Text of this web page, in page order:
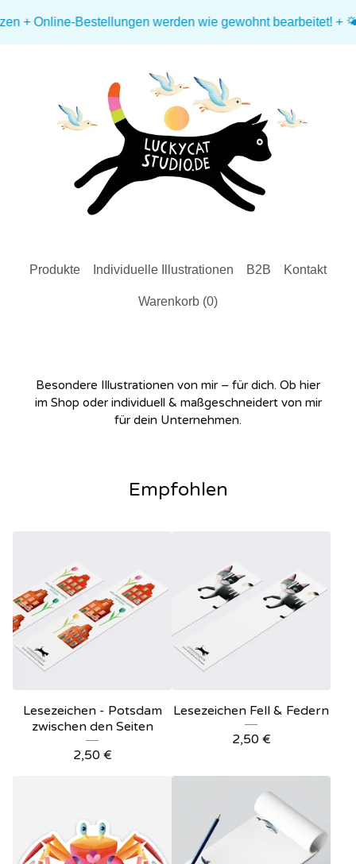
Bestellungen werden wie gewohnt bearbeitet! + 🌤️
Produkte Individuelle Illustrationen B2B Kontakt
Warenkorb (0)
Besondere Illustrationen von mir – für dich. Ob hier
im Shop oder individuell & maßgeschneidert von mir
für dein Unternehmen.
Empfohlen
Lesezeichen - Potsdam
zwischen den Seiten
2,50 €
Lesezeichen Fell & Federn
2,50 €